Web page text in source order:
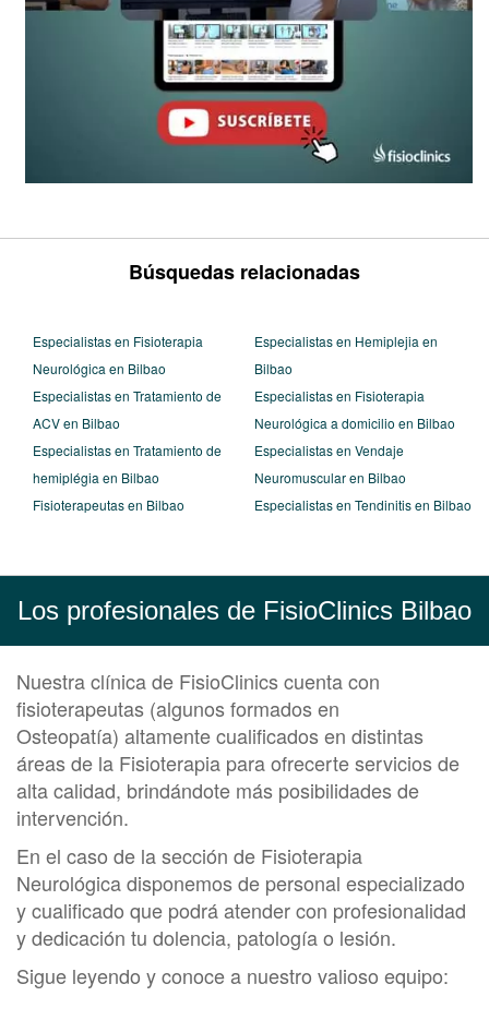
Búsquedas relacionadas
Especialistas en Fisioterapia
Neurológica en Bilbao
Especialistas en Tratamiento de
ACV en Bilbao
Especialistas en Tratamiento de
hemiplégia en Bilbao
Fisioterapeutas en Bilbao
Especialistas en Hemiplejia en
Bilbao
Especialistas en Fisioterapia
Neurológica a domicilio en Bilbao
Especialistas en Vendaje
Neuromuscular en Bilbao
Especialistas en Tendinitis en Bilbao
Los profesionales de FisioClinics Bilbao
Nuestra clínica de FisioClinics cuenta con
fisioterapeutas (algunos formados en
Osteopatía) altamente cualificados en distintas
áreas de la Fisioterapia para ofrecerte servicios de
alta calidad, brindándote más posibilidades de
intervención.
En el caso de la sección de Fisioterapia
Neurológica disponemos de personal especializado
y cualificado que podrá atender con profesionalidad
y dedicación tu dolencia, patología o lesión.
Sigue leyendo y conoce a nuestro valioso equipo: